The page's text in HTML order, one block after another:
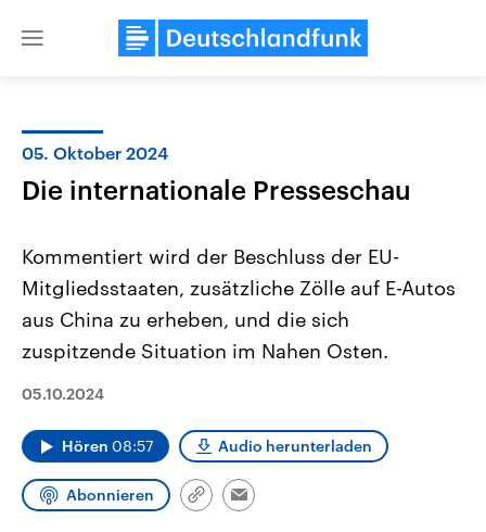
Close
2026
Sachsen-Anhalt wählt am 6.
September 2026 einen neuen
Landtag. Seit 2021 wird das
Bundesland von einer Koalition aus
CDU, SPD und FDP regiert.-
Umfragen, Prognosen,
Wirtschaftlich und
gehören die Vereinigten
den mächtigsten Ländern
05. Oktober 2024
Die internationale Presseschau
Kommentiert wird der Beschluss der EU-
Mitgliedsstaaten, zusätzliche Zölle auf E-Autos
aus China zu erheben, und die sich
zuspitzende Situation im Nahen Osten.
05.10.2024
Hören 08:57 Audio herunterladen
Abonnieren
Link
Email